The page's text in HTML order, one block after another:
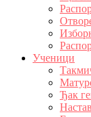
Ученици
Ђак